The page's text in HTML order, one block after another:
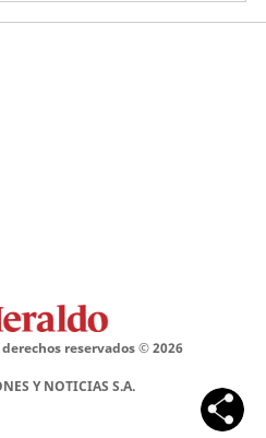
reservados ©2026
Y NOTICIAS S.A.